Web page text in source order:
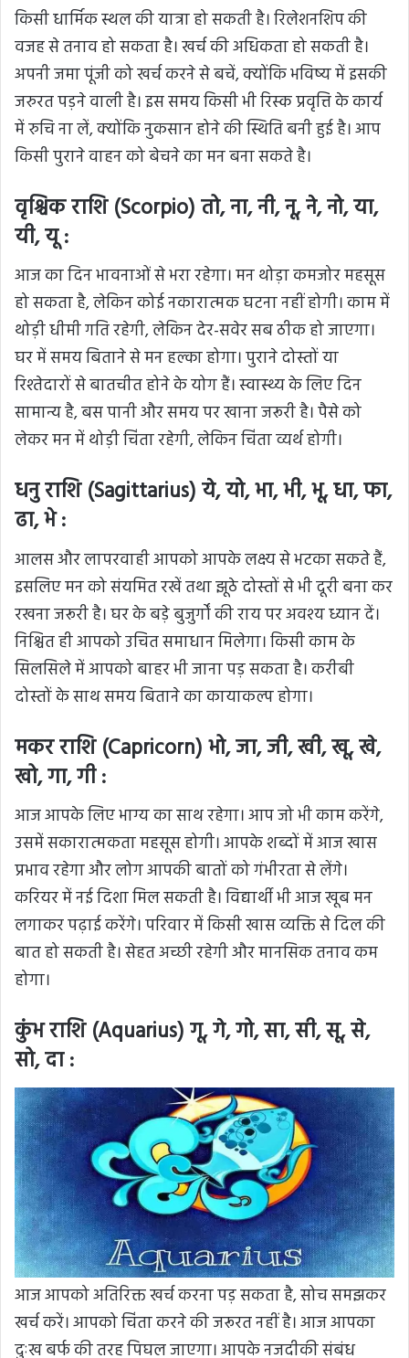
किसी धार्मिक स्थल की यात्रा हो सकती है। रिलेशनशिप की
वजह से तनाव हो सकता है। खर्च की अधिकता हो सकती है।
अपनी जमा पूंजी को खर्च करने से बचें, क्योंकि भविष्य में इसकी
जरुरत पड़ने वाली है। इस समय किसी भीरिस्कप्रवृत्ति के कार्य
में रुचि ना लें, क्योंकि नुकसान होने की स्थिति बनी हुई है। आप
किसी पुराने वाहन को बेचने का मन बना सकते है।
वृश्चिक राशि (Scorpio) तो, ना, नी, नू, ने, नो, या,
यी, यू :
आज का दिन भावनाओं से भरा रहेगा। मन थोड़ा कमजोर महसूस
हो सकता है, लेकिन कोई नकारात्मक घटना नहीं होगी। काम में
थोड़ी धीमी गति रहेगी, लेकिन देर-सवेर सब ठीक हो जाएगा।
घर में समय बिताने से मन हल्का होगा। पुराने दोस्तों या
रिश्तेदारों से बातचीत होने के योग हैं। स्वास्थ्य के लिए दिन
सामान्य है, बस पानी और समय पर खाना जरूरी है। पैसे को
लेकर मन में थोड़ी चिंता रहेगी, लेकिन चिंता व्यर्थ होगी।
धनु राशि (Sagittarius) ये, यो, भा, भी, भू, धा, फा,
ढा, भे :
आलस और लापरवाही आपको आपके लक्ष्य से भटका सकते हैं,
इसलिए मन को संयमित रखें तथा झूठे दोस्तों से भी दूरी बना कर
रखना जरूरी है। घर के बड़े बुजुर्गों की राय पर अवश्य ध्यान दें।
निश्चित ही आपको उचित समाधान मिलेगा। किसी काम के
सिलसिले में आपको बाहर भी जाना पड़ सकता है। करीबी
दोस्तों के साथ समय बिताने का कायाकल्प होगा।
मकर राशि (Capricorn) भो, जा, जी, खी, खू, खे,
खो, गा, गी :
आज आपके लिए भाग्य का साथ रहेगा। आप जो भी काम करेंगे,
उसमें सकारात्मकता महसूस होगी। आपके शब्दों में आज खास
प्रभाव रहेगा और लोग आपकी बातों को गंभीरता से लेंगे।
करियर में नई दिशा मिल सकती है। विद्यार्थी भी आज खूब मन
लगाकर पढ़ाई करेंगे। परिवार में किसी खास व्यक्ति से दिल की
बात हो सकती है। सेहत अच्छी रहेगी और मानसिक तनाव कम
होगा।
कुंभ राशि (Aquarius) गू, गे, गो, सा, सी, सू, से,
सो, दा :
आज आपको अतिरिक्त खर्च करना पड़ सकता है, सोच समझकर
खर्च करें। आपको चिंता करने की जरूरत नहीं है। आज आपका
दुःख बर्फ की तरह पिघल जाएगा। आपके नजदीकी संबंध